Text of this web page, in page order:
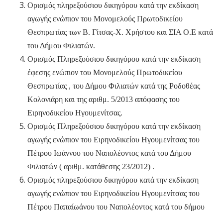
Ορισμός πληρεξούσιου δικηγόρου κατά την εκδίκαση
αγωγής ενώπιον του Μονομελούς Πρωτοδικείου
Θεσπρωτίας των Β. Γίτσας-Χ. Χρήστου και ΣΙΑ Ο.Ε κατά
του Δήμου Φιλιατών.
Ορισμός Πληρεξούσιου δικηγόρου κατά την εκδίκαση
έφεσης ενώπιον του Μονομελούς Πρωτοδικείου
Θεσπρωτίας , του Δήμου Φιλιατών κατά της Ροδοθέας
Κολονιάρη και της αριθμ. 5/2013 απόφασης του
Ειρηνοδικείου Ηγουμενίτσας.
Ορισμός Πληρεξούσιου δικηγόρου κατά την εκδίκαση
αγωγής ενώπιον του Ειρηνοδικείου Ηγουμενίτσας του
Πέτρου Ιωάννου του Ναπολέοντος κατά του Δήμου
Φιλιατών ( αριθμ. κατάθεσης 23/2012) .
Ορισμός πληρεξούσιου δικηγόρου κατά την εκδίκαση
αγωγής ενώπιον του Ειρηνοδικείου Ηγουμενίτσας του
Πέτρου Παπαίωάνου του Ναπολέοντος κατά του δήμου